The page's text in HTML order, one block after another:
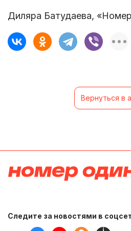
Диляра Батудаева,
Вернуться в
Следите за новостями в